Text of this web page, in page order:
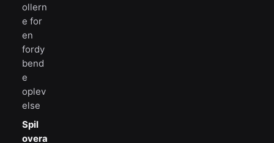
ollern
e for
en
fordy
bend
e
oplev
else
Spil
overa